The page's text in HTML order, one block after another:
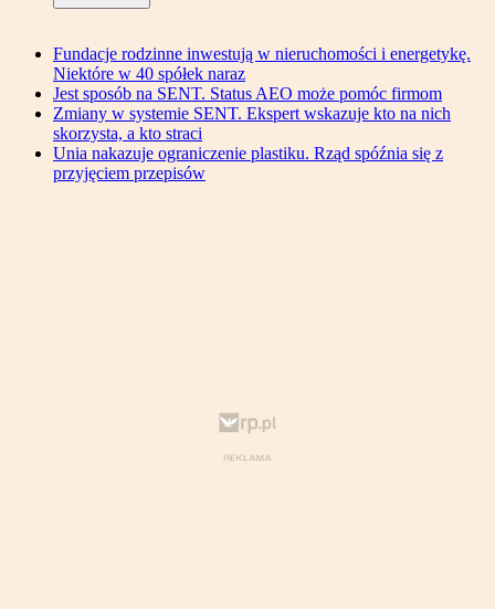
Fundacje rodzinne inwestują w nieruchomości i energetykę.
Niektóre w 40 spółek naraz
Jest sposób na SENT. Status AEO może pomóc firmom
Zmiany w systemie SENT. Ekspert wskazuje kto na nich
skorzysta, a kto straci
Unia nakazuje ograniczenie plastiku. Rząd spóźnia się z
przyjęciem przepisów